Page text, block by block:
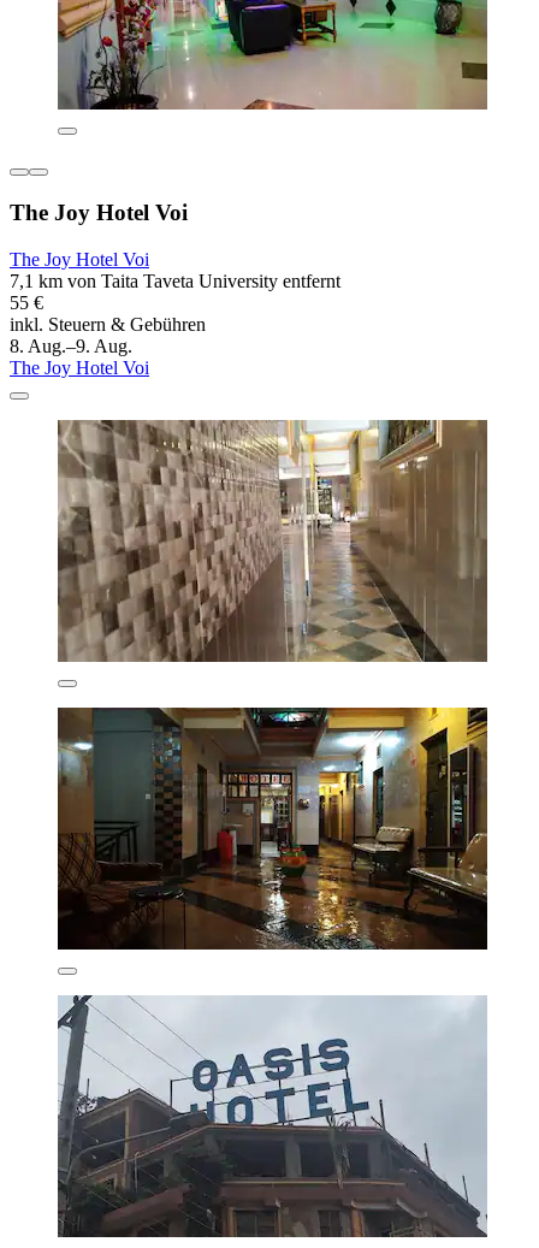
The Joy Hotel Voi
The Joy Hotel Voi
7,1 km von Taita Taveta University entfernt
55 €
inkl. Steuern & Gebühren
8. Aug.–9. Aug.
The Joy Hotel Voi